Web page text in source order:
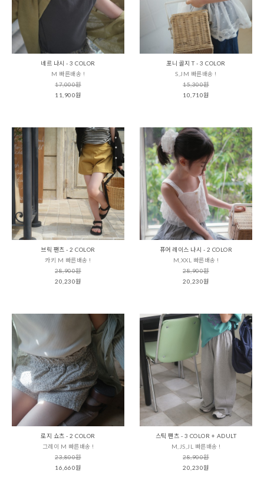
네르 나시 - 3 COLOR
M 빠른배송 !
17,000원
11,900원
포니 골지 T - 3 COLOR
S,JM 빠른배송 !
15,300원
10,710원
브릭 팬츠 - 2 COLOR
카키 M 빠른배송 !
28,900원
20,230원
퓨어 레이스 나시 - 2 COLOR
M,XXL 빠른배송 !
28,900원
20,230원
로지 쇼츠 - 2 COLOR
그레이 M 빠른배송 !
23,800원
16,660원
스틱 팬츠 - 3 COLOR + ADULT
M,JS,JL 빠른배송 !
28,900원
20,230원